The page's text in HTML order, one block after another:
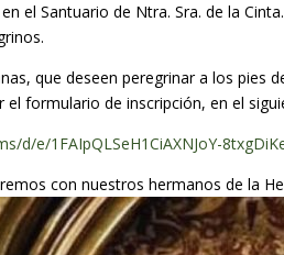
el Santuario de Ntra. Sra. de la
que deseen peregrinar a los pies
formulario de inscripción, en el
d/e/1FAIpQLSeH1CiAXNJoY-
con nuestros hermanos de la